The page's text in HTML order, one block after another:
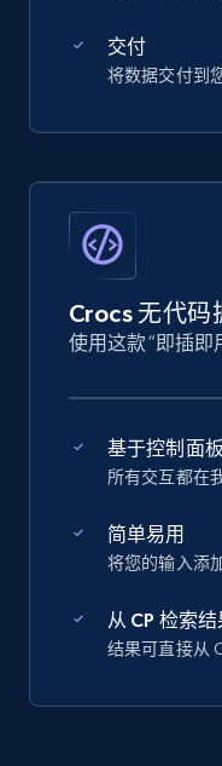
交付
将数据交付到
Crocs 无代码
使用这款“即插即
基于控制面
所有交互都在
简单易用
将您的输入添
从 CP 检索结
结果可直接从